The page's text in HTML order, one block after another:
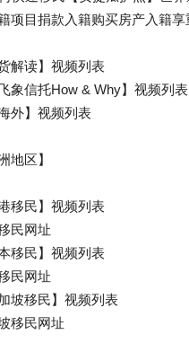
货解读】视频列表
飞象信托How & Why】视频列表
海外】视频列表
地区】
港移民】视频列表
民网址
本移民】视频列表
民网址
加坡移民】视频列表
移民网址